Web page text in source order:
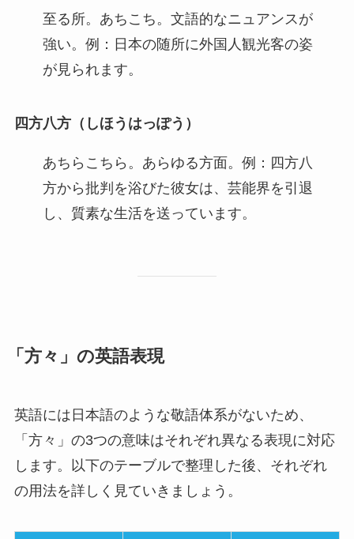
至る所。あちこち。文語的なニュアンスが
強い。例：日本の随所に外国人観光客の姿
が見られます。
四方八方（しほうはっぽう）
あちらこちら。あらゆる方面。例：四方八
方から批判を浴びた彼女は、芸能界を引退
し、質素な生活を送っています。
「方々」の英語表現
英語には日本語のような敬語体系がないため、
「方々」の3つの意味はそれぞれ異なる表現に対応
します。以下のテーブルで整理した後、それぞれ
の用法を詳しく見ていきましょう。